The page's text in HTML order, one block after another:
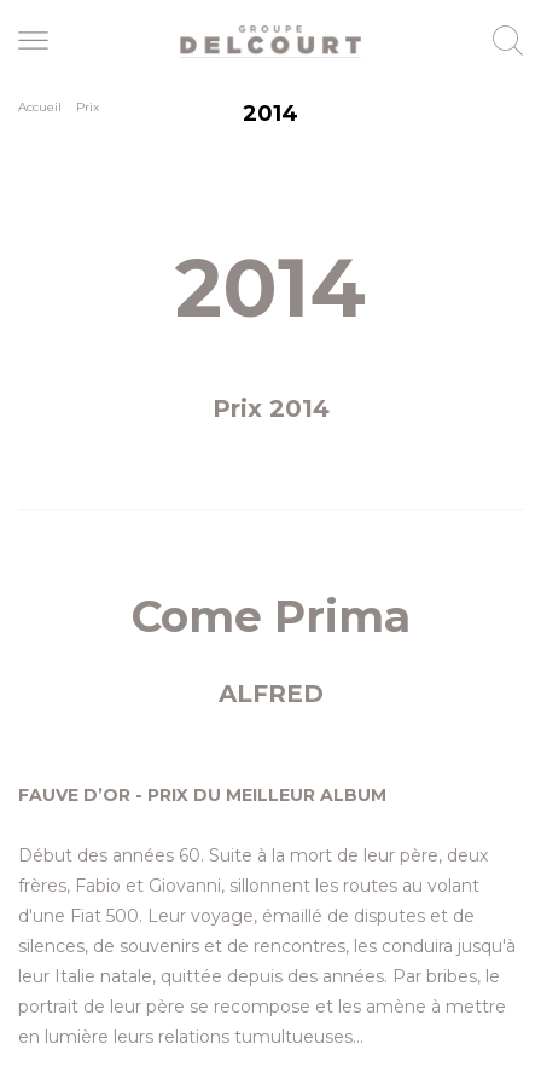
to
content
Accueil Prix 2014
2014
Prix 2014
Come Prima
ALFRED
FAUVE D’OR - PRIX DU MEILLEUR ALBUM
Début des années 60. Suite à la mort de leur père, deux
frères, Fabio et Giovanni, sillonnent les routes au volant
d'une Fiat 500. Leur voyage, émaillé de disputes et de
silences, de souvenirs et de rencontres, les conduira jusqu'à
leur Italie natale, quittée depuis des années. Par bribes, le
portrait de leur père se recompose et les amène à mettre
en lumière leurs relations tumultueuses...